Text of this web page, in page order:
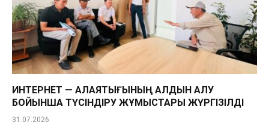
ИНТЕРНЕТ — АЛАЯҚТЫҒЫНЫҢ АЛДЫН АЛУ
БОЙЫНША ТҮСІНДІРУ ЖҰМЫСТАРЫ ЖҮРГІЗІЛДІ
31.07.2026